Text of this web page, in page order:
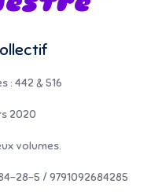
: 442 & 516
2020
volumes.
28-5 / 9791092684285